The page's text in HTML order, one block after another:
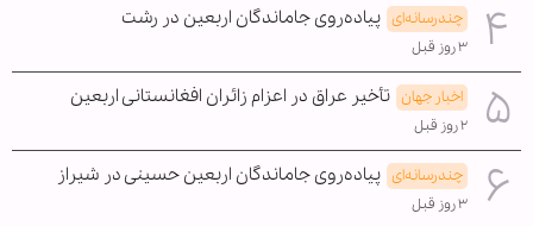
چندرسانه‌ای پیاده‌روی جاماندگان اربعین در رشت
۳ روز قبل
اخبار جهان تأخیر عراق در اعزام زائران افغانستانی اربعین
۲ روز قبل
چندرسانه‌ای پیاده‌روی جاماندگان اربعین حسینی در شیراز
۳ روز قبل